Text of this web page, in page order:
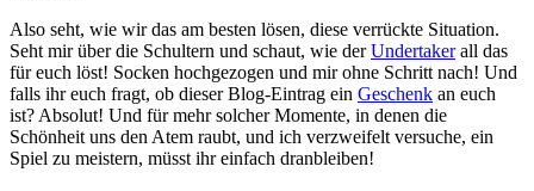
Also seht, wie wir das am besten lösen, diese verrückte Situation.
Seht mir über die Schultern und schaut, wie derUndertakerall das
für euch löst! Socken hochgezogen und mir ohne Schritt nach! Und
falls ihr euch fragt, ob dieser Blog-Eintrag ein Geschenk an euch
ist? Absolut! Und für mehr solcher Momente, in denen die
Schönheit uns den Atem raubt, und ich verzweifelt versuche, ein
Spiel zu meistern, müsst ihr einfach dranbleiben!